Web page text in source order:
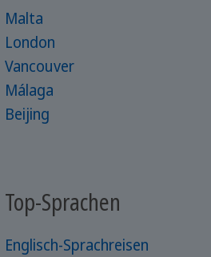
Malta
London
Vancouver
Málaga
Beijing
Top-Sprachen
Englisch-Sprachreisen